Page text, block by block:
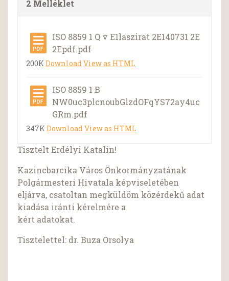
2 Melléklet
ISO 8859 1 Q v E1laszirat 2E140731 2E
2Epdf.pdf
200KDownloadView as HTML
ISO 8859 1 B
NW0uc3plcnoubGlzdOFqYS72ay4uc
GRm.pdf
347KDownloadView as HTML
Tisztelt Erdélyi Katalin!
Kazincbarcika Város Önkormányzatának
Polgármesteri Hivatala képviseletében
eljárva, csatoltan megküldöm közérdekű adat
kiadása iránti kérelmére a
kért adatokat.
Tisztelettel: dr. Buza Orsolya